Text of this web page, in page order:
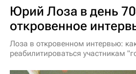
Юрий Лоза в день
откровенное
Лоза в откровенном интервью:
реабилитироваться участникам